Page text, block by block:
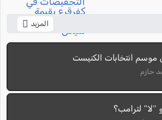
المزيد
موسم انتخابات الكنيست
"لا" لترامب؟